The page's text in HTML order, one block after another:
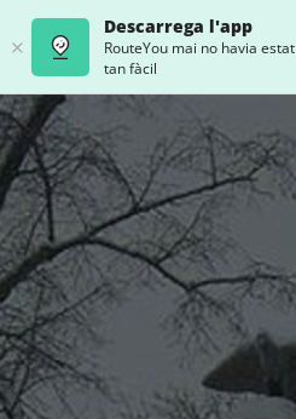
Descarrega l'app
RouteYou mai no havia estat
tan fàcil